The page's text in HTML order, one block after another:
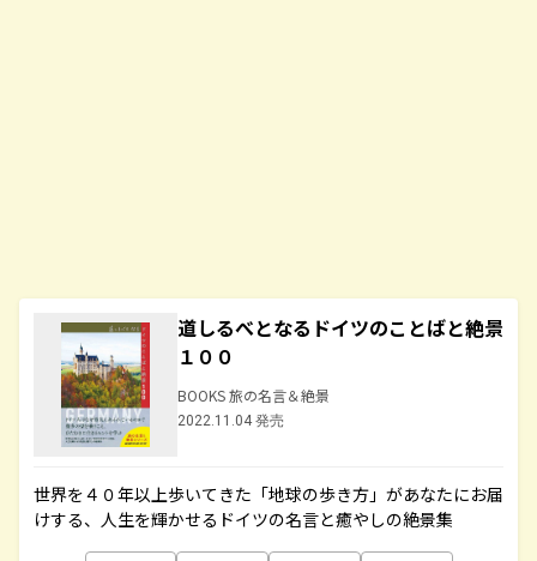
道しるべとなるドイツのことばと絶景
１００
BOOKS 旅の名言＆絶景
2022.11.04 発売
世界を４０年以上歩いてきた「地球の歩き方」があなたにお届
けする、人生を輝かせるドイツの名言と癒やしの絶景集